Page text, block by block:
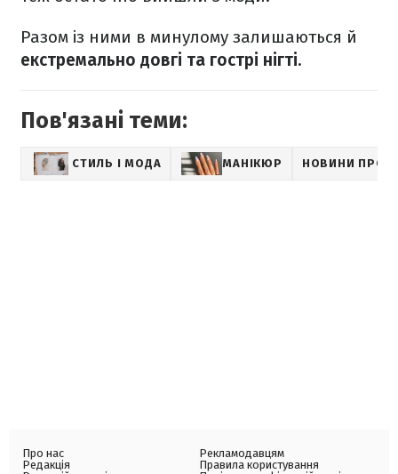
Разом із ними в минулому залишаються й
екстремально довгі та гострі нігті.
Пов'язані теми:
СТИЛЬ І МОДА МАНІКЮР НОВИНИ ПРО
Про нас
Редакція
Рекламодавцям
Правила користування